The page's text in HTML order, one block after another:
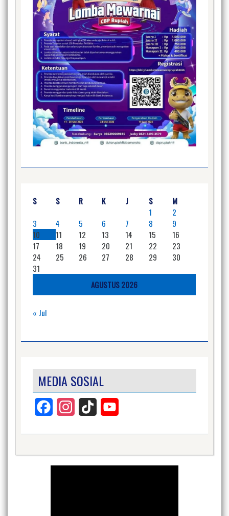
AGUSTUS 2026
S S R K J S
M
1
2
3
4 5 6 7 8
9
10
11 12 13 14 15
16
17
18 19 20 21 22
23
24
25 26 27 28 29
30
31
« Jul
MEDIA SOSIAL
Facebook InstagramTikTok